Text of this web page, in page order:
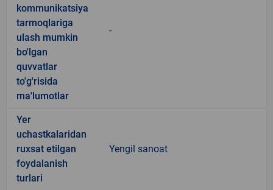
kommunikatsiya
tarmoqlariga
ulash mumkin
bo'lgan
quvvatlar
to'g'risida
ma'lumotlar
-
Yer
uchastkalaridan
ruxsat etilgan
foydalanish
turlari
Yengil sanoat